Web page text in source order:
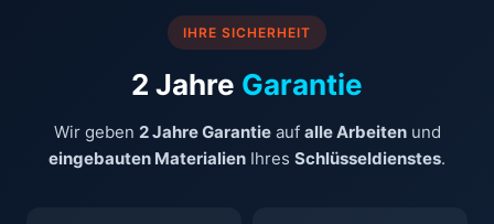
IHRE SICHERHEIT
2 Jahre Garantie
Wir geben 2 Jahre Garantieauf alle Arbeitenund
eingebauten Materialien Ihres Schlüsseldienstes.